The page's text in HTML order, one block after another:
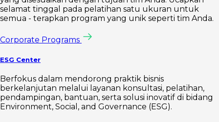
selamat tinggal pada pelatihan satu ukuran untuk
semua - terapkan program yang unik seperti tim Anda.
Corporate Programs
ESG Center
Berfokus dalam mendorong praktik bisnis
berkelanjutan melalui layanan konsultasi, pelatihan,
pendampingan, bantuan, serta solusi inovatif di bidang
Environment, Social, and Governance (ESG).